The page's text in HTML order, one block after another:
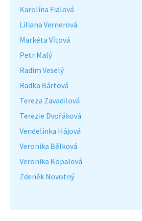
Karolína Fialová
Liliana Vernerová
Markéta Vítová
Petr Malý
Radim Veselý
Radka Bártová
Tereza Zavadilová
Terezie Dvořáková
Vendelínka Hájová
Veronika Bělková
Veronika Kopalová
Zdeněk Novotný